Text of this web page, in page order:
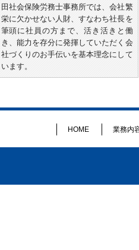
田社会保険労務士事務所では、会社繁
栄に欠かせない人財、すなわち社長を
筆頭に社員の方まで、活き活きと働
き、能力を存分に発揮していただく会
社づくりのお手伝いを基本理念にして
います。
HOME 業務内